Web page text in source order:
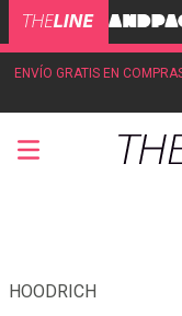
ENVÍO GRATIS EN
HOODRICH